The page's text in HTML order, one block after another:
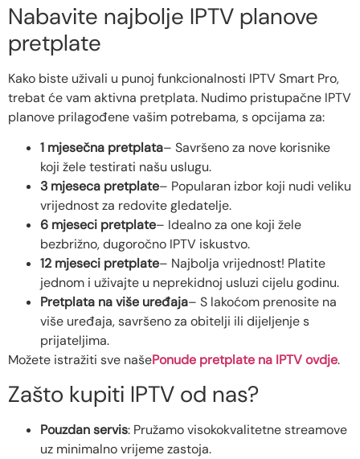
Nabavite najbolje IPTV planove
pretplate
Kako biste uživali u punoj funkcionalnosti IPTV Smart Pro,
trebat će vam aktivna pretplata. Nudimo pristupačne IPTV
planove prilagođene vašim potrebama, s opcijama za:
1 mjesečna pretplata– Savršeno za nove korisnike
koji žele testirati našu uslugu.
3 mjeseca pretplate– Popularan izbor koji nudi veliku
vrijednost za redovite gledatelje.
6 mjeseci pretplate– Idealno za one koji žele
bezbrižno, dugoročno IPTV iskustvo.
12 mjeseci pretplate– Najbolja vrijednost! Platite
jednom i uživajte u neprekidnoj usluzi cijelu godinu.
Pretplata na više uređaja– S lakoćom prenosite na
više uređaja, savršeno za obitelji ili dijeljenje s
prijateljima.
Možete istražiti sve našePonude pretplate na IPTV ovdje.
Zašto kupiti IPTV od nas?
Pouzdan servis: Pružamo visokokvalitetne streamove
uz minimalno vrijeme zastoja.